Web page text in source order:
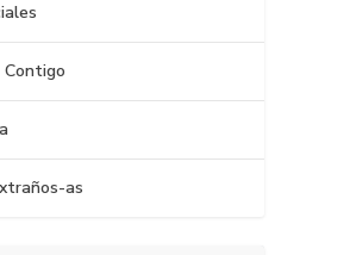
Contigo
as